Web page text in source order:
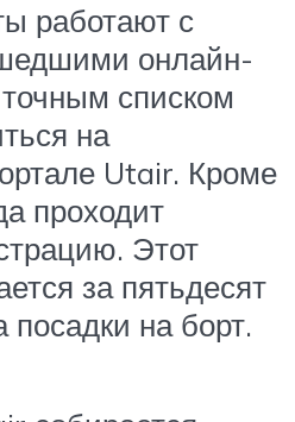
работают с
онлайн-
списком
на
Utair. Кроме
проходит
Этот
за пятьдесят
на борт.